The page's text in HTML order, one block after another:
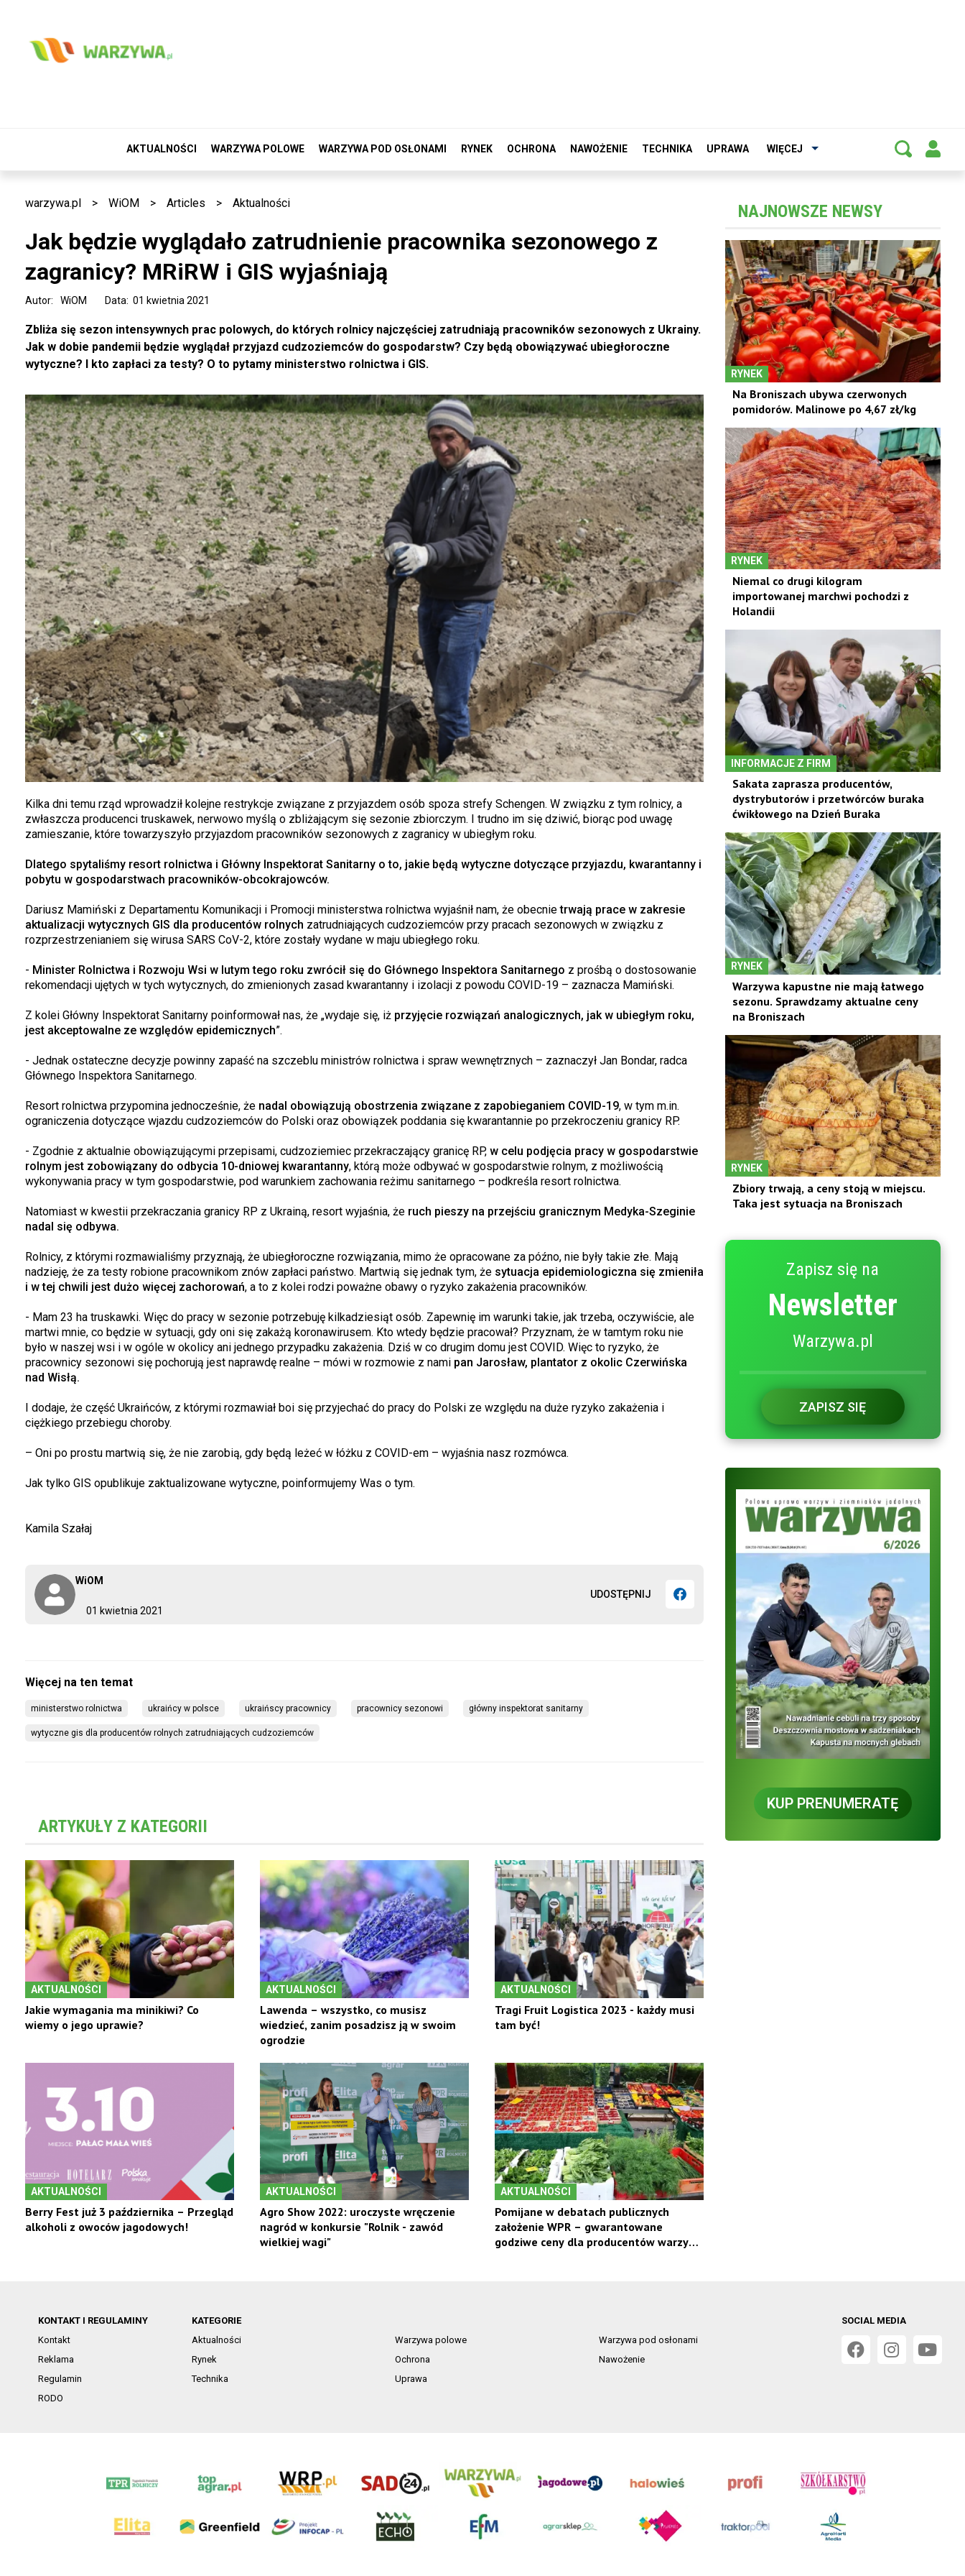
AKTUALNOŚCI WARZYWA POLOWE WARZYWA POD OSŁONAMI RYNEK OCHRONA NAWOŻENIE TECHNIKA UPRAWA WIĘCEJ
warzywa.pl > WiOM > Articles > Aktualności
Jak będzie wyglądało zatrudnienie pracownika sezonowego z
zagranicy? MRiRW i GIS wyjaśniają
Data: 01 kwietnia 2021
Autor: WiOM
01 kwietnia 2021
WiOM
UDOSTĘPNIJ
Zbliża się sezon intensywnych prac polowych, do których rolnicy najczęściej zatrudniają pracowników sezonowych z Ukrainy.
Jak w dobie pandemii będzie wyglądał przyjazd cudzoziemców do gospodarstw? Czy będą obowiązywać ubiegłoroczne
wytyczne? I kto zapłaci za testy? O to pytamy ministerstwo rolnictwa i GIS.
Kilka dni temu rząd wprowadził kolejne restrykcje związane z przyjazdem osób spoza strefy Schengen. W związku z tym rolnicy, a
zwłaszcza producenci truskawek, nerwowo myślą o zbliżającym się sezonie zbiorczym. I trudno im się dziwić, biorąc pod uwagę
zamieszanie, które towarzyszyło przyjazdom pracowników sezonowych z zagranicy w ubiegłym roku.
Dlatego spytaliśmy resort rolnictwa i Główny Inspektorat Sanitarny o to, jakie będą wytyczne dotyczące przyjazdu, kwarantanny i
pobytu w gospodarstwach pracowników-obcokrajowców.
Dariusz Mamiński z Departamentu Komunikacji i Promocji ministerstwa rolnictwa wyjaśnił nam, że obecnietrwają prace w zakresie
aktualizacji wytycznych GIS dla producentów rolnych zatrudniających cudzoziemców przy pracach sezonowych w związku z
rozprzestrzenianiem się wirusa SARS CoV-2, które zostały wydane w maju ubiegłego roku.
- Minister Rolnictwa i Rozwoju Wsi w lutym tego roku zwrócił się do Głównego Inspektora Sanitarnego z prośbą o dostosowanie
rekomendacji ujętych w tych wytycznych, do zmienionych zasad kwarantanny i izolacji z powodu COVID-19 – zaznacza Mamiński.
Z kolei Główny Inspektorat Sanitarny poinformował nas, że „wydaje się, iż przyjęcie rozwiązań analogicznych, jak w ubiegłym roku,
jest akceptowalne ze względów epidemicznych”.
- Jednak ostateczne decyzje powinny zapaść na szczeblu ministrów rolnictwa i spraw wewnętrznych – zaznaczył Jan Bondar, radca
Głównego Inspektora Sanitarnego.
Resort rolnictwa przypomina jednocześnie, że nadal obowiązują obostrzenia związane z zapobieganiem COVID-19, w tym m.in.
ograniczenia dotyczące wjazdu cudzoziemców do Polski oraz obowiązek poddania się kwarantannie po przekroczeniu granicy RP.
- Zgodnie z aktualnie obowiązującymi przepisami, cudzoziemiec przekraczający granicę RP, w celu podjęcia pracy w gospodarstwie
rolnym jest zobowiązany do odbycia 10-dniowej kwarantanny, którą może odbywać w gospodarstwie rolnym, z możliwością
wykonywania pracy w tym gospodarstwie, pod warunkiem zachowania reżimu sanitarnego – podkreśla resort rolnictwa.
Natomiast w kwestii przekraczania granicy RP z Ukrainą, resort wyjaśnia, że ruch pieszy na przejściu granicznym Medyka-Szeginie
nadal się odbywa.
Rolnicy, z którymi rozmawialiśmy przyznają, że ubiegłoroczne rozwiązania, mimo że opracowane za późno, nie były takie złe. Mają
nadzieję, że za testy robione pracownikom znów zapłaci państwo. Martwią się jednak tym, że sytuacja epidemiologiczna się zmieniła
i w tej chwili jest dużo więcej zachorowań, a to z kolei rodzi poważne obawy o ryzyko zakażenia pracowników.
- Mam 23 ha truskawki. Więc do pracy w sezonie potrzebuję kilkadziesiąt osób. Zapewnię im warunki takie, jak trzeba, oczywiście, ale
martwi mnie, co będzie w sytuacji, gdy oni się zakażą koronawirusem. Kto wtedy będzie pracował? Przyznam, że w tamtym roku nie
było w naszej wsi i w ogóle w okolicy ani jednego przypadku zakażenia. Dziś w co drugim domu jest COVID. Więc to ryzyko, że
pracownicy sezonowi się pochorują jest naprawdę realne – mówi w rozmowie z nami pan Jarosław, plantator z okolic Czerwińska
nad Wisłą.
I dodaje, że część Ukraińców, z którymi rozmawiał boi się przyjechać do pracy do Polski ze względu na duże ryzyko zakażenia i
ciężkiego przebiegu choroby.
– Oni po prostu martwią się, że nie zarobią, gdy będą leżeć w łóżku z COVID-em – wyjaśnia nasz rozmówca.
Jak tylko GIS opublikuje zaktualizowane wytyczne, poinformujemy Was o tym.
Kamila Szałaj
ministerstwo rolnictwa ukraińcy w polsce ukraińscy pracownicy pracownicy sezonowi główny inspektorat sanitarny
wytyczne gis dla producentów rolnych zatrudniających cudzoziemców
ARTYKUŁY Z KATEGORII
AKTUALNOŚCI
Jakie wymagania ma minikiwi? Co
wiemy o jego uprawie?
AKTUALNOŚCI
Lawenda – wszystko, co musisz
wiedzieć, zanim posadzisz ją w swoim
ogrodzie
AKTUALNOŚCI
Tragi Fruit Logistica 2023 - każdy musi
tam być!
AKTUALNOŚCI
Berry Fest już 3 października – Przegląd
alkoholi z owoców jagodowych!
AKTUALNOŚCI
Agro Show 2022: uroczyste wręczenie
nagród w konkursie "Rolnik - zawód
wielkiej wagi"
AKTUALNOŚCI
Pomijane w debatach publicznych
założenie WPR – gwarantowane
godziwe ceny dla producentów warzyw i
NAJNOWSZE NEWSY
RYNEK
Na Broniszach ubywa czerwonych
pomidorów. Malinowe po 4,67 zł/kg
RYNEK
Niemal co drugi kilogram
importowanej marchwi pochodzi z
Holandii
INFORMACJE Z FIRM
Sakata zaprasza producentów,
dystrybutorów i przetwórców buraka
ćwikłowego na Dzień Buraka
RYNEK
Warzywa kapustne nie mają łatwego
sezonu. Sprawdzamy aktualne ceny
na Broniszach
RYNEK
Zbiory trwają, a ceny stoją w miejscu.
Taka jest sytuacja na Broniszach
Zapisz się na
Newsletter
Warzywa.pl
ZAPISZ SIĘ
KUP PRENUMERATĘ
KONTAKT I REGULAMINY
Kontakt
Reklama
Regulamin
RODO
KATEGORIE
Aktualności
Warzywa polowe
Warzywa pod osłonami
Rynek
Ochrona
Nawożenie
Technika
Uprawa
SOCIAL MEDIA